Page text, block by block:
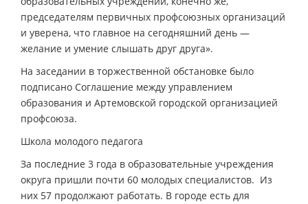
председателям первичных профсоюзных организаций
и уверена, что главное на сегодняшний день —
желание и умение слышать друг друга».
На заседании в торжественной обстановке было
подписано Соглашение между управлением
образования и Артемовской городской организацией
профсоюза.
Школа молодого педагога
За последние 3 года в образовательные учреждения
округа пришли почти 60 молодых специалистов. Из
них 57 продолжают работать. В городе есть для